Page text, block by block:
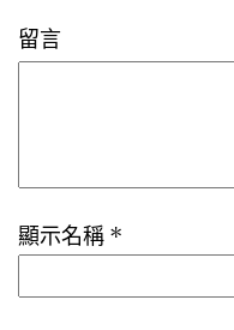
留言
顯示名稱 *